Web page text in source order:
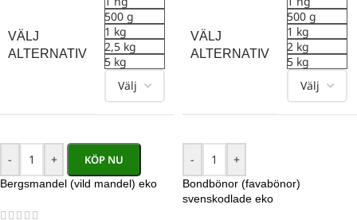
VÄLJ
ALTERNATIV
500 g
1 kg
2,5 kg
5 kg
- + KÖP NU
Bergsmandel (vild mandel) eko
VÄLJ
ALTERNATIV
500 g
1 kg
2 kg
5 kg
- +
Bondbönor (favabönor)
svenskodlade eko